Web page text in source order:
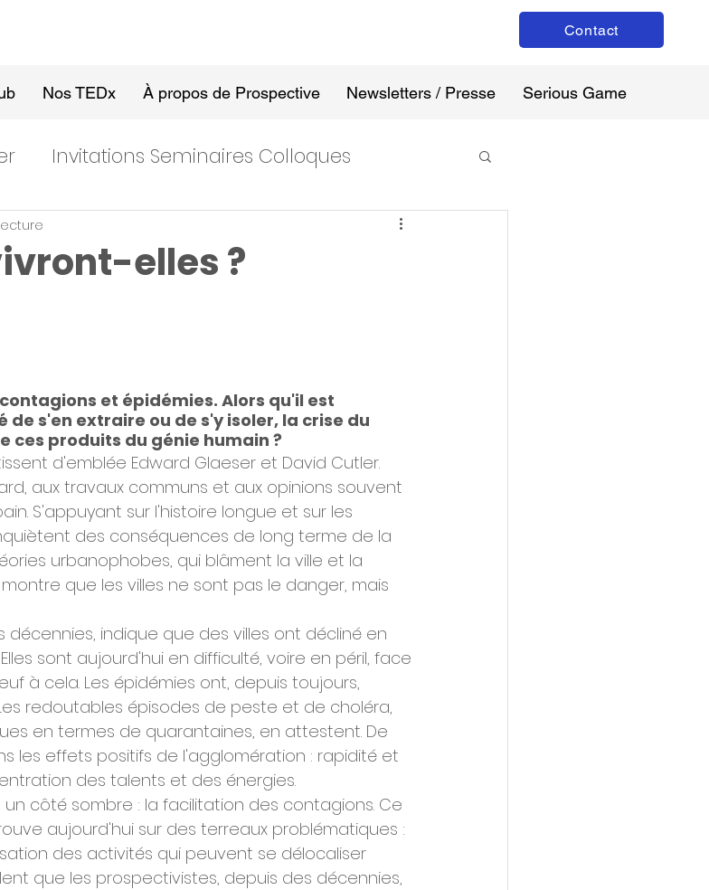
Contact
Nos TEDx À propos de Prospective Newsletters / Presse Serious Game
Invitations Seminaires Colloques
elles ?
et épidémies. Alors qu'il est
s'en extraire ou de s'y isoler, la crise du
ces produits du génie humain ?
d'emblée Edward Glaeser et David Cutler.
aux travaux communs et aux opinions souvent
S'appuyant sur l'histoire longue et sur les
des conséquences de long terme de la
urbanophobes, qui blâment la ville et la
que les villes ne sont pas le danger, mais
décennies, indique que des villes ont décliné en
sont aujourd'hui en difficulté, voire en péril, face
à cela. Les épidémies ont, depuis toujours,
redoutables épisodes de peste et de choléra,
en termes de quarantaines, en attestent. De
les effets positifs de l'agglomération : rapidité et
des talents et des énergies.
côté sombre : la facilitation des contagions. Ce
aujourd'hui sur des terreaux problématiques :
des activités qui peuvent se délocaliser
que les prospectivistes, depuis des décennies,